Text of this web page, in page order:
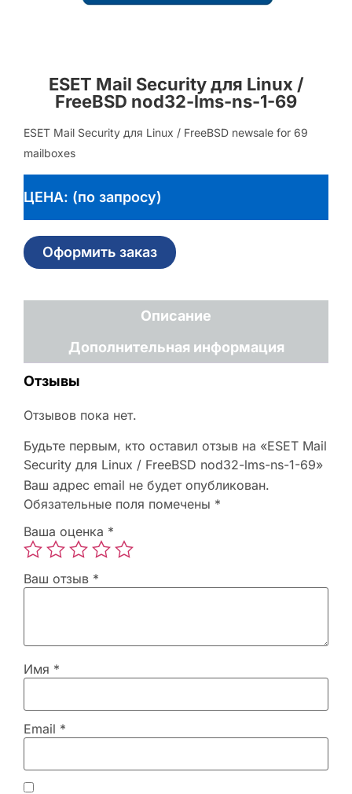
ESET Mail Security для Linux /
FreeBSD nod32-lms-ns-1-69
ESET Mail Security для Linux / FreeBSD newsale for 69
mailboxes
ЦЕНА: (по запросу)
Оформить заказ
Описание
Дополнительная информация
Отзывы
Отзывов пока нет.
Будьте первым, кто оставил отзыв на «ESET Mail
Security для Linux / FreeBSD nod32-lms-ns-1-69»
Ваш адрес email не будет опубликован.
Обязательные поля помечены *
Ваша оценка *
Ваш отзыв *
Имя *
Email *